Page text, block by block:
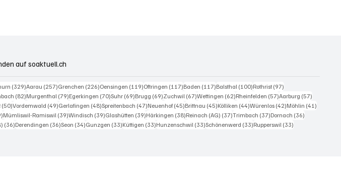
auf soaktuell.ch
(329)329 Beiträge
Aarau (257)257 Beiträge
Grenchen (226)226 Beiträge
Oensingen (119)119 Beiträge
Oftringen (117)117 Beiträge
Baden (117)117 Beiträge
Balsthal (100)100 Beiträge
Rothrist (97)
(82)82 Beiträge
Murgenthal (79)79 Beiträge
Egerkingen (70)70 Beiträge
Suhr (69)69 Beiträge
Brugg (69)69 Beiträge
Zuchwil (67)67 Beiträge
Wettingen (62)62 Beiträge
Rheinfelden (57)57 Beiträge
Aarburg (57)
(50)50 Beiträge
Vordemwald (49)49 Beiträge
Gerlafingen (48)48 Beiträge
Spreitenbach (47)47 Beiträge
Neuenhof (45)45 Beiträge
Brittnau (45)45 Beiträge
Kölliken (44)44 Beiträge
Würenlos (42)42 Beiträge
Möhlin (41)
39 Beiträge
Mümliswil-Ramiswil (39)39 Beiträge
Windisch (39)39 Beiträge
Glashütten (39)39 Beiträge
Härkingen (38)38 Beiträge
Reinach (AG) (37)37 Beiträge
Trimbach (37)37 Beiträge
Dornach (36)
(36)36 Beiträge
Derendingen (36)36 Beiträge
Seon (34)34 Beiträge
Gunzgen (33)33 Beiträge
Küttigen (33)33 Beiträge
Hunzenschwil (33)33 Beiträge
Schönenwerd (33)33 Beiträge
Rupperswil (33)